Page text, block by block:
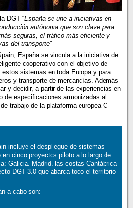
DGT “España se une a iniciativas en
autónoma que son clave para
seguras, el tráfico más eficiente y
del transporte”
España se vincula a la iniciativa de
cooperativo con el objetivo de
estos sistemas en toda Europa y para
y transporte de mercancías. Además
y decidir, a partir de las experiencias en
de especificaciones armonizadas al
trabajo de la plataforma europea C-
incluye el despliegue de sistemas
en cinco proyectos piloto a lo largo de
Galicia, Madrid, las costas Cantábrica
DGT 3.0 que abarca todo el territorio
a cabo son: